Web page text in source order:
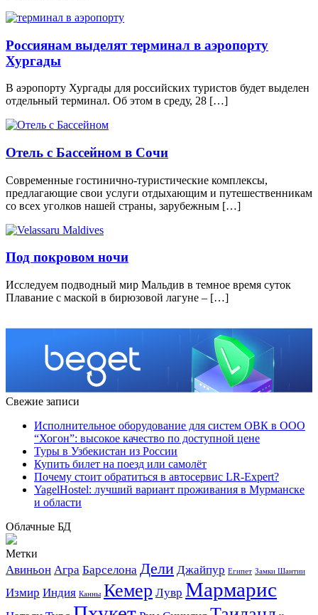
Россиянам выделят терминал в аэропорту
Хургады
В аэропорту Хургады для российских туристов будет выделен
отдельный терминал. Об этом в среду, 28 […]
Отель с Бассейном в Сочи
Современные гостинично-туристические комплексы,
предлагающие свои услуги отдыхающим и путешественникам
со всех уголков нашей страны, зарубежным […]
Под покровом ночи
Исследуем подводный мир Мальдив в темное время суток
Плавание с маской в бирюзовой лагуне – […]
Свежие записи
Исполнительное оборудование для систем ОВК в ООО
“Хогон”: высокое качество по доступной цене
Туры в Узбекистан из России
Купить билет на поезд или самолёт
Почему стоит обратиться в автосервис LR-Expert?
YagelHostel: лучший вариант проживания в Мурманске
и области
Облачные БД
Метки
Авиньон Агра Барселона Дели Джайпур Египет Замки Шантии
Измир Индия Канны Кемер Лувр Мармарис